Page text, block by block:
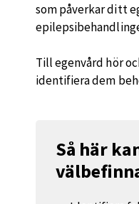
som påverkar ditt
Till egenvård hör
identifiera dem
Så här